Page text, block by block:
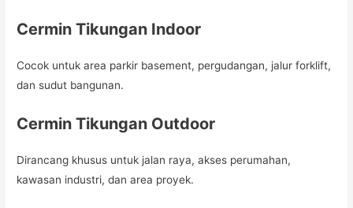
Cermin Tikungan Indoor
Cocok untuk area parkir basement, pergudangan, jalur forklift,
dan sudut bangunan.
Cermin Tikungan Outdoor
Dirancang khusus untuk jalan raya, akses perumahan,
kawasan industri, dan area proyek.